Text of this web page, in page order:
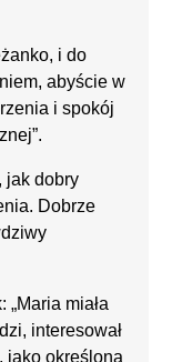
i do
abyście w
i spokój
jak dobry
Dobrze
„Maria miała
interesował
jako określona